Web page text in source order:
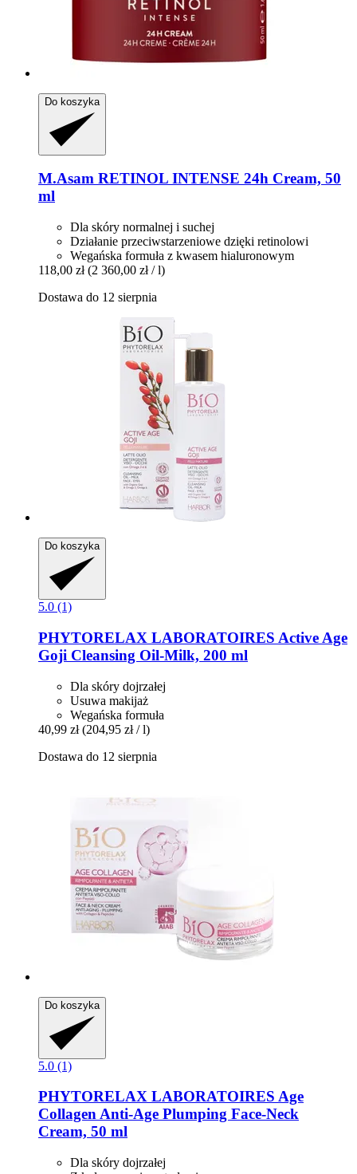
Do koszyka
M.Asam RETINOL INTENSE 24h Cream, 50
ml
Dla skóry normalnej i suchej
Działanie przeciwstarzeniowe dzięki retinolowi
Wegańska formuła z kwasem hialuronowym
118,00 zł (2 360,00 zł / l)
Dostawa do 12 sierpnia
Do koszyka
5.0 (1)
PHYTORELAX LABORATOIRES Active Age
Goji Cleansing Oil-​Milk, 200 ml
Dla skóry dojrzałej
Usuwa makijaż
Wegańska formuła
40,99 zł (204,95 zł / l)
Dostawa do 12 sierpnia
Do koszyka
5.0 (1)
PHYTORELAX LABORATOIRES Age
Collagen Anti-​Age Plumping Face-​Neck
Cream, 50 ml
Dla skóry dojrzałej